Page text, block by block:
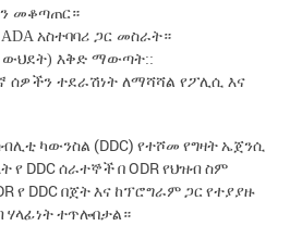
መቆጣጠር።
አስተባባሪ ጋር መስራት።
ውህደት) እቅድ ማውጣት::
ሰዎችን ተደራሽነት ለማሻሻል የፖሊሲ እና
ካውንስል (DDC) የተሾመ የግዛት ኤጀንሲ
የ DDC ሰራተኞች በ ODR የህዝብ ስም
የ DDC በጀት እና ከፕሮግራም ጋር የተያያዙ
ሃላፊነት ተጥሎበታል።